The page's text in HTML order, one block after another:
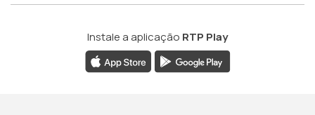
Instale a aplicação RTP Play